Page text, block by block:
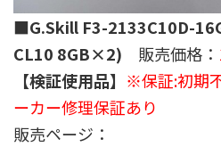
■G.Skill F3-2133C10D-
CL10 8GB×2) 販売価格：
【検証使用品】 ※保証:初期
ーカー修理保証あり
販売ページ：